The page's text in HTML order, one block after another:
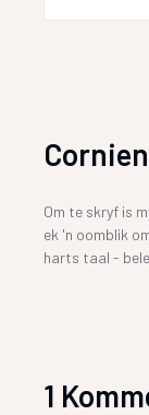
Cornien
Om te skryf is
ek 'n oomblik
harts taal -
1